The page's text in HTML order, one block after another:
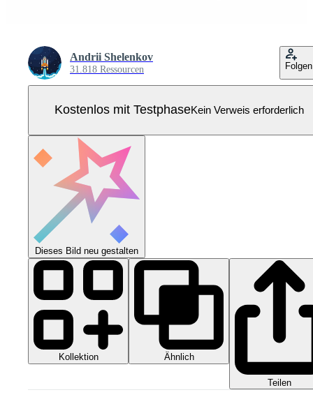
Andrii Shelenkov
31.818 Ressourcen Folgen
Kostenlos mit TestphaseKein Verweis erforderlich
Dieses Bild neu gestalten
Kollektion Ähnlich
Teilen